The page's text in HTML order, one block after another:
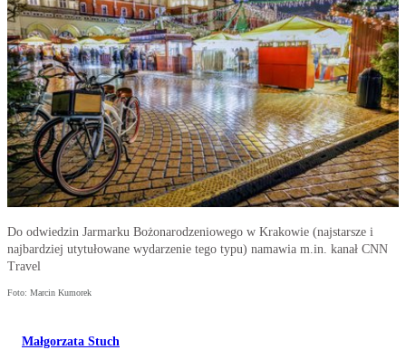
Do odwiedzin Jarmarku Bożonarodzeniowego w Krakowie (najstarsze i
najbardziej utytułowane wydarzenie tego typu) namawia m.in. kanał CNN
Travel
Foto: Marcin Kumorek
Małgorzata Stuch